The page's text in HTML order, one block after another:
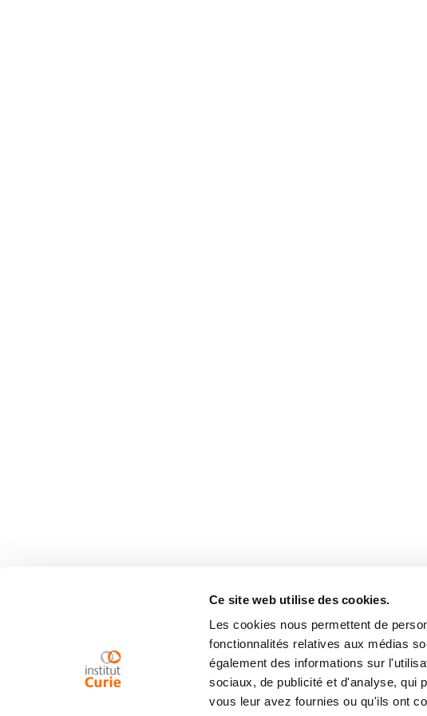
Ce site web utilise des cookies.
Les cookies nous permettent de
fonctionnalités relatives aux médias
également des informations sur
sociaux, de publicité et d'analyse, qui
vous leur avez fournies ou qu'ils ont